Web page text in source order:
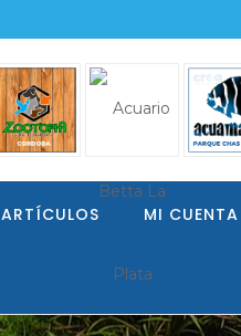
ARTÍCULOS MI CUENTA